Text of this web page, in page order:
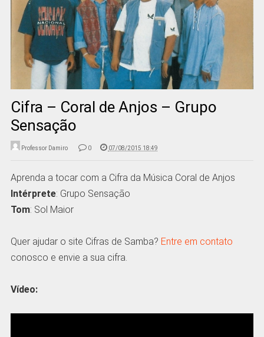
Cifra – Coral de Anjos – Grupo
Sensação
Professor Damiro 0 07/08/2015 18:49
Aprenda a tocar com a Cifra da Música Coral de Anjos
Intérprete: Grupo Sensação
Tom: Sol Maior
Quer ajudar o site Cifras de Samba? Entre em contato
conosco e envie a sua cifra.
Vídeo: